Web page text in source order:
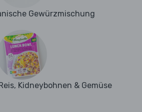
Gewürzmischung
Kidneybohnen & Gemüse